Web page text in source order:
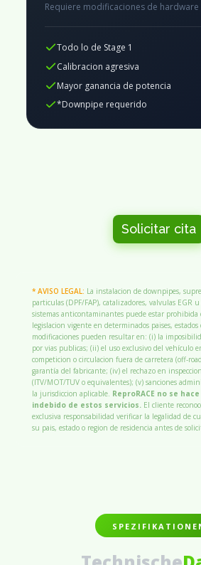
Requiere modificaciones de hardware
Todo lo de Stage 1
Calibracion agresiva
Mayor ganancia de potencia
*Downpipe requerido
Solicitar cita
* AVISO LEGAL: La instalacion de downpipes,
particulas (DPF/FAP), catalizadores, valvulas EGR
sistemas anticontaminantes puede estar prohibida
legislacion vigente en determinados paises, estados
modificaciones pueden resultar en: (i) la
por vias publicas; (ii) el uso exclusivo del vehículo
competicion o circulacion fuera de carretera (off-
garantía del fabricante; (iv) el rechazo en
(ITV/MOT/TUV o equivalentes); (v) sanciones
la jurisdiccion aplicable. ReproRACE no se
indebido de estos servicios. El cliente
exclusiva responsabilidad verificar la legalidad de
su pais, estado o region de residencia antes de